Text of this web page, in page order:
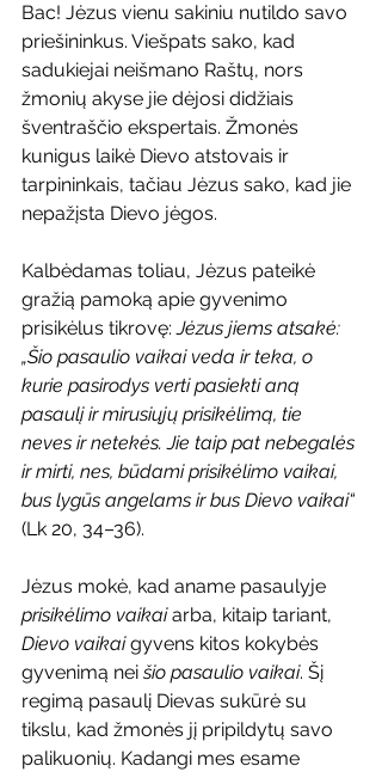
Bac! Jėzus vienu sakiniu nutildo savo
priešininkus. Viešpats sako, kad
sadukiejai neišmano Raštų, nors
žmonių akyse jie dėjosi didžiais
šventraščio ekspertais. Žmonės
kunigus laikė Dievo atstovais ir
tarpininkais, tačiau Jėzus sako, kad jie
nepažįsta Dievo jėgos.
Kalbėdamas toliau, Jėzus pateikė
gražią pamoką apie gyvenimo
prisikėlus tikrovę: Jėzus jiems atsakė:
„Šio pasaulio vaikai veda ir teka, o
kurie pasirodys verti pasiekti aną
pasaulį ir mirusiųjų prisikėlimą, tie
neves ir netekės. Jie taip pat nebegalės
ir mirti, nes, būdami prisikėlimo vaikai,
bus lygūs angelams ir bus Dievo vaikai“
(Lk 20, 34–36).
Jėzus mokė, kad aname pasaulyje
prisikėlimo vaikai arba, kitaip tariant,
Dievo vaikai gyvens kitos kokybės
gyvenimą nei šio pasaulio vaikai. Šį
regimą pasaulį Dievas sukūrė su
tikslu, kad žmonės jį pripildytų savo
palikuonių. Kadangi mes esame